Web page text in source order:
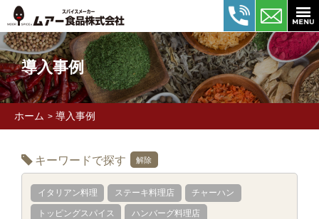
導入事例
ホーム > 導入事例
キーワードで探す 解除
イタリアン料理 ステーキ料理店 チャーハン
トッピングスパイス ハンバーグ料理店